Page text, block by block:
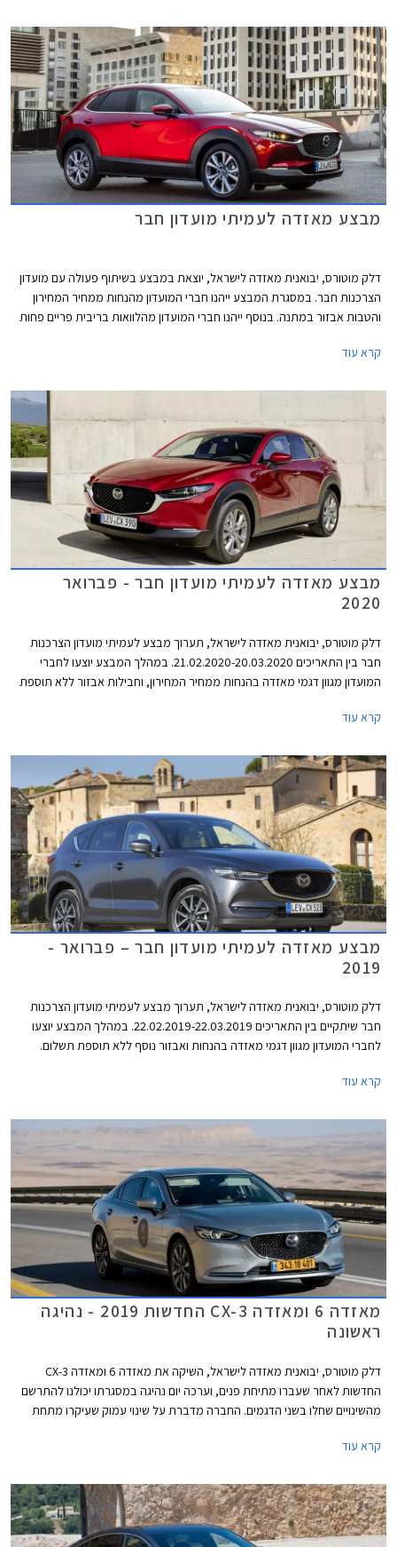
מבצע מאזדה לעמיתי מועדון חבר
דלק מוטורס, יבואנית מאזדה לישראל, יוצאת במבצע בשיתוף פעולה עם מועדון
הצרכנות חבר. במסגרת המבצע ייהנו חברי המועדון מהנחות ממחיר המחירון
והטבות אבזור במתנה. בנוסף ייהנו חברי המועדון מהלוואות בריבית פריים פחות
תוכנית המימון חבר ליס. המבצע יתקיים בכל אולמות התצוגה של מאזדה בין
קרא עוד
מבצע מאזדה לעמיתי מועדון חבר - פברואר
2020
דלק מוטורס, יבואנית מאזדה לישראל, תערוך מבצע לעמיתי מועדון הצרכנות
חבר בין התאריכים 21.02.2020-20.03.2020. במהלך המבצע יוצעו לחברי
המועדון מגוון דגמי מאזדה בהנחות ממחיר המחירון, וחבילות אבזור ללא תוספת
ליס. המבצע יתקיים בכל אולמות התצוגה של מאזדה ברחבי הארץ.
קרא עוד
מבצע מאזדה לעמיתי מועדון חבר – פברואר -
2019
דלק מוטורס, יבואנית מאזדה לישראל, תערוך מבצע לעמיתי מועדון הצרכנות
חבר שיתקיים בין התאריכים 22.02.2019-22.03.2019. במהלך המבצע יוצעו
לחברי המועדון מגוון דגמי מאזדה בהנחות ואבזור נוסף ללא תוספת תשלום.
המבצע יתקיים בכל אולמות התצוגה של מאזדה ברחבי הארץ.
קרא עוד
מאזדה 6 ומאזדה CX-3 החדשות 2019 - נהיגה
ראשונה
דלק מוטורס, יבואנית מאזדה לישראל, השיקה את מאזדה 6 ומאזדה CX-3
החדשות לאחר שעברו מתיחת פנים, וערכה יום נהיגה במסגרתו יכולנו להתרשם
מהשינויים שחלו בשני הדגמים. החברה מדברת על שינוי עמוק שעיקרו מתחת
העממיים לבין יצרני הפרימיום.
קרא עוד